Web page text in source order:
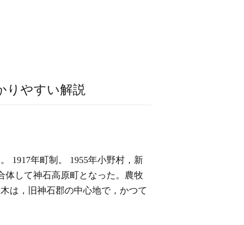
りやすい解説
1917年町制。 1955年小野村，新
体して神石高原町となった。農牧
は，旧神石郡の中心地で，かつて